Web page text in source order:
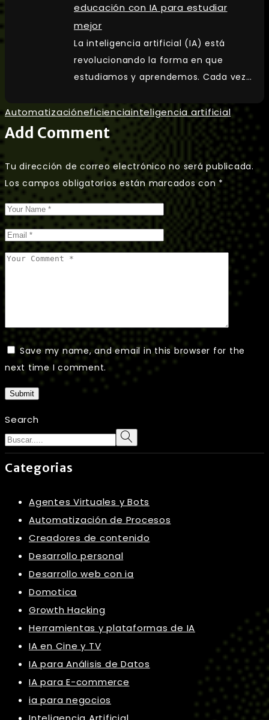
educación con IA para estudiar
mejor
La inteligencia artificial (IA) está
revolucionando la forma en que
estudiamos y aprendemos. Cada vez…
Automatizacióneficienciainteligencia artificial
Add Comment
Tu dirección de correo electrónico no será publicada.
Los campos obligatorios están marcados con*
Save my name, and email in this browser for the
next time I comment.
Submit
Search
Categorias
Agentes Virtuales y Bots
Automatización de Procesos
Creadores de contenido
Desarrollo personal
Desarrollo web con ia
Domotica
Growth Hacking
Herramientas y plataformas de IA
IA en Cine y TV
IA para Análisis de Datos
IA para E-commerce
ia para negocios